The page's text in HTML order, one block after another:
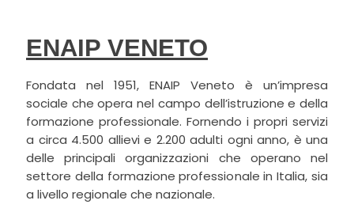
ENAIP VENETO
Fondata nel 1951, ENAIP Veneto è un’impresa
sociale che opera nel campo dell’istruzione e della
formazione professionale. Fornendo i propri servizi
a circa 4.500 allievi e 2.200 adulti ogni anno, è una
delle principali organizzazioni che operano nel
settore della formazione professionale in Italia, sia
a livello regionale che nazionale.